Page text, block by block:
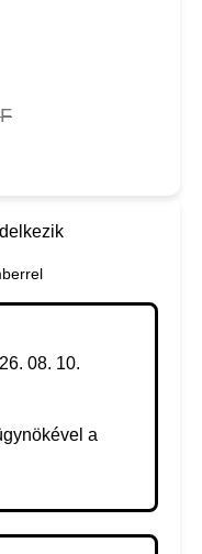
08. 10.
a